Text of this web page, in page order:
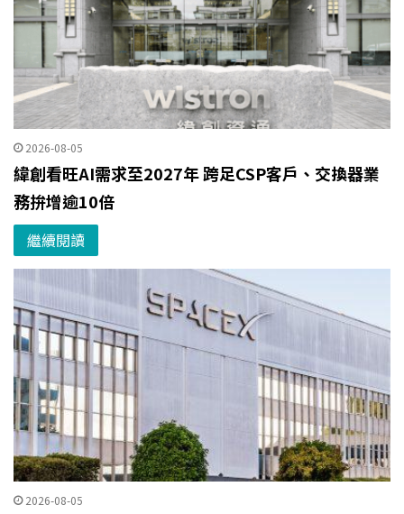
2026-08-05
緯創看旺AI需求至2027年 跨足CSP客戶、交換器業
務拚增逾10倍
繼續閱讀
2026-08-05